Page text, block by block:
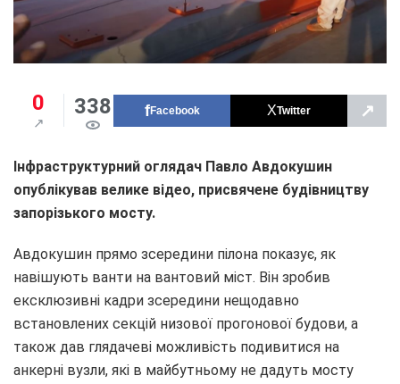
0 338 Facebook Twitter ↗
Інфраструктурний оглядач Павло Авдокушин
опублікував велике відео, присвячене будівництву
запорізького мосту.
Авдокушин прямо зсередини пілона показує, як
навішують ванти на вантовий міст. Він зробив
ексклюзивні кадри зсередини нещодавно
встановлених секцій низової прогонової будови, а
також дав глядачеві можливість подивитися на
анкерні вузли, які в майбутньому не дадуть мосту